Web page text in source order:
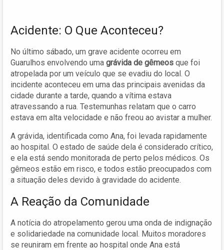
Acidente: O Que Aconteceu?
No último sábado, um grave acidente ocorreu em
Guarulhos envolvendo uma grávida de gêmeos que foi
atropelada por um veículo que se evadiu do local. O
incidente aconteceu em uma das principais avenidas da
cidade durante a tarde, quando a vítima estava
atravessando a rua. Testemunhas relatam que o carro
estava em alta velocidade e não freou ao avistar a mulher.
A grávida, identificada como Ana, foi levada rapidamente
ao hospital. O estado de saúde dela é considerado crítico,
e ela está sendo monitorada de perto pelos médicos. Os
gêmeos estão em risco, e todos estão preocupados com
a situação deles devido à gravidade do acidente.
A Reação da Comunidade
A notícia do atropelamento gerou uma onda de indignação
e solidariedade na comunidade local. Muitos moradores
se reuniram em frente ao hospital onde Ana está